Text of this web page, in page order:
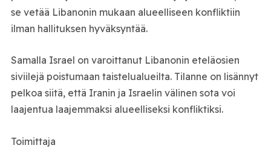
se vetää Libanonin mukaan alueelliseen konfliktiin
ilman hallituksen hyväksyntää.
Samalla Israel on varoittanut Libanonin eteläosien
siviilejä poistumaan taistelualueilta. Tilanne on lisännyt
pelkoa siitä, että Iranin ja Israelin välinen sota voi
laajentua laajemmaksi alueelliseksi konfliktiksi.
Toimittaja